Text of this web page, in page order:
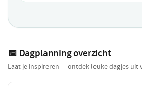
📅 Dagplanning overzicht
Laat je inspireren — ontdek leuke dagjes uit